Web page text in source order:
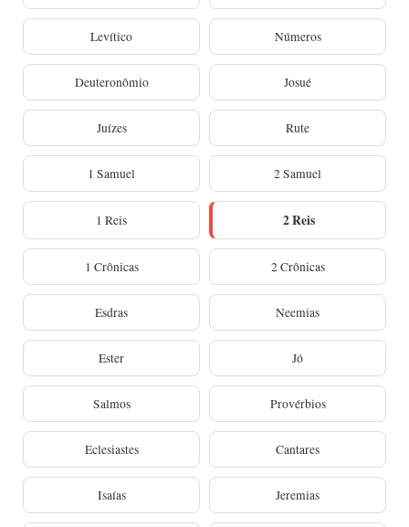
Levítico Números
Deuteronômio Josué
Juízes Rute
1 Samuel 2 Samuel
1 Reis 2 Reis
1 Crônicas 2 Crônicas
Esdras Neemias
Ester Jó
Salmos Provérbios
Eclesiastes Cantares
Isaías Jeremias